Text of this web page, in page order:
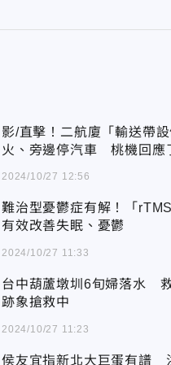
影/直擊！二航廈「輸送帶
火、旁邊停汽車 桃機回應
2024/10/27 12:56
難治型憂鬱症有解！「
有效改善失眠、憂鬱
2024/10/27 11:33
台中葫蘆墩圳6旬婦落水
跡象搶救中
2024/10/27 11:23
侯友宜指新北大巨蛋有譜